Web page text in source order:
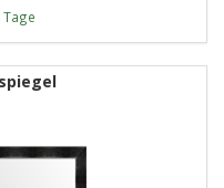
Tage